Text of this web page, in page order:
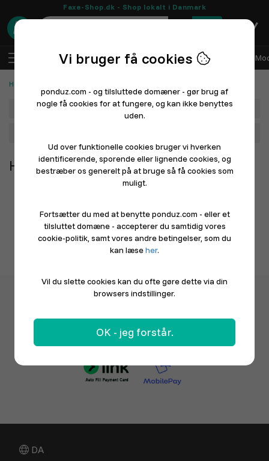
Faxe-Shop.dk - Shop lokalt i Danmark
0
Log ind Sælg med Ponduz Alle afdelinger
Hobby og håndværk
Afdeling
Hobby og håndværk
DA
Vi bruger få cookies
ponduz.com - og tilsluttede domæner - gør brug af
nogle få cookies for at fungere, og kan ikke benyttes
uden.
Ud over funktionelle cookies bruger vi hverken
identificerende, sporende eller lignende cookies, og
bestræber os generelt på at bruge så få cookies som
muligt.
Fortsætter du med at benytte ponduz.com - eller et
tilsluttet domæne - accepterer du samtidig vores
cookie-politik, samt vores andre betingelser, som du
kan læseher.
Vil du slette cookies kan du ofte gøre dette via din
browsers indstillinger.
OK - jeg forstår.